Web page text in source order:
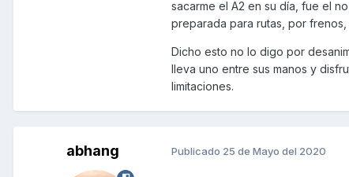
sacarme el A2 en su día, fue el
preparada para rutas, por
Dicho esto no lo digo por
lleva uno entre sus manos y
limitaciones.
abhang Publicado 25 de Mayo del 2020